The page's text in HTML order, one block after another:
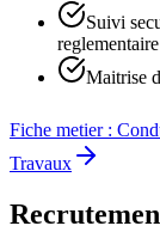
Suivi
reglementaire
Maitrise
Fiche metier :
Travaux